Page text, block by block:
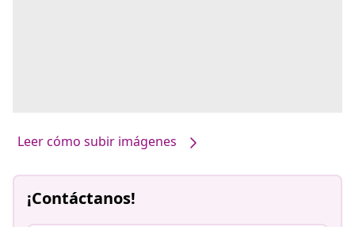
Leer cómo subir imágenes
¡Contáctanos!